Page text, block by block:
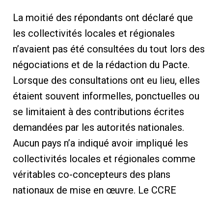
La moitié des répondants ont déclaré que
les collectivités locales et régionales
n’avaient pas été consultées du tout lors des
négociations et de la rédaction du Pacte.
Lorsque des consultations ont eu lieu, elles
étaient souvent informelles, ponctuelles ou
se limitaient à des contributions écrites
demandées par les autorités nationales.
Aucun pays n’a indiqué avoir impliqué les
collectivités locales et régionales comme
véritables co-concepteurs des plans
nationaux de mise en œuvre. Le CCRE